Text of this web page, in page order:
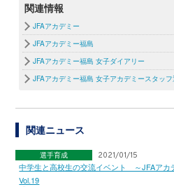
関連情報
JFAアカデミー
JFAアカデミー福島
JFAアカデミー福島 女子ダイアリー
JFAアカデミー福島 女子アカデミースタッ
関連ニュース
選手育成 2021/01/15
中学生と高校生の交流イベント ～JFAアカ
Vol.19